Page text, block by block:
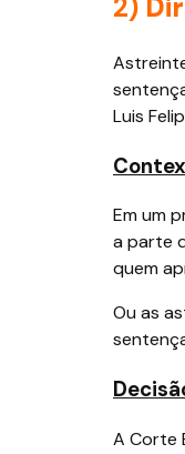
2)
Luis
Em um
a parte
quem
Ou as
A Corte